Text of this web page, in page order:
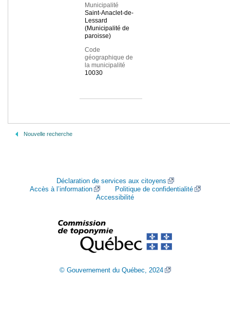
Municipalité
Saint-Anaclet-de-
Lessard
(Municipalité de
paroisse)
Code
géographique de
la municipalité
10030
Nouvelle recherche
Déclaration de services aux citoyens
Accès à l’information
Politique de confidentialité
Accessibilité
© Gouvernement du Québec, 2024